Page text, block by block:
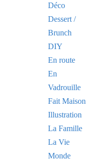
Déco
Dessert /
Brunch
DIY
En route
En
Vadrouille
Fait Maison
Illustration
La Famille
La Vie
Monde